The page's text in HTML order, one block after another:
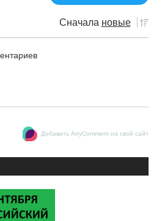
Сначала новые
Добавить AnyComment на свой сайт